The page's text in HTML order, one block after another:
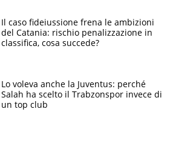
Il caso fideiussione frena le ambizioni
del Catania: rischio penalizzazione in
classifica, cosa succede?
Lo voleva anche la Juventus: perché
Salah ha scelto il Trabzonspor invece di
un top club